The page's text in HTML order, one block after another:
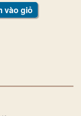
vào giỏ